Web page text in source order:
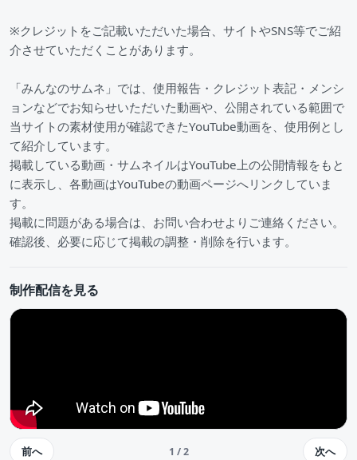
※クレジットをご記載いただいた場合、サイトやSNS等でご紹
介させていただくことがあります。
「みんなのサムネ」では、使用報告・クレジット表記・メンシ
ョンなどでお知らせいただいた動画や、公開されている範囲で
当サイトの素材使用が確認できたYouTube動画を、使用例とし
て紹介しています。
掲載している動画・サムネイルはYouTube上の公開情報をもと
に表示し、各動画はYouTubeの動画ページへリンクしていま
す。
掲載に問題がある場合は、お問い合わせよりご連絡ください。
確認後、必要に応じて掲載の調整・削除を行います。
制作配信を見る
前へ 1 / 2 次へ